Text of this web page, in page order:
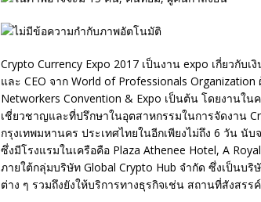
Crypto Currency Expo 2017 เป็นงาน expo เกี่ยวกับ
และ CEO จาก World of Professionals
Networkers Convention & Expo เป็นต้น โดยงานใ
เชี่ยวชาญและที่ปรึกษาในอุตสาหกรรมในการจัดงาน
กรุงเทพมหานคร ประเทศไทยในอีกเพียงไม่ถึง 6 วัน
ซึ่งมีโรงแรมในเครือคือ Plaza Athenee Hotel, A
ภายใต้กลุ่มบริษัท Global Crypto Hub จำกัด ซึ่งเป็นบ
ต่าง ๆ รวมถึงยังให้บริการทางธุรกิจเช่น สถานที่สังสร